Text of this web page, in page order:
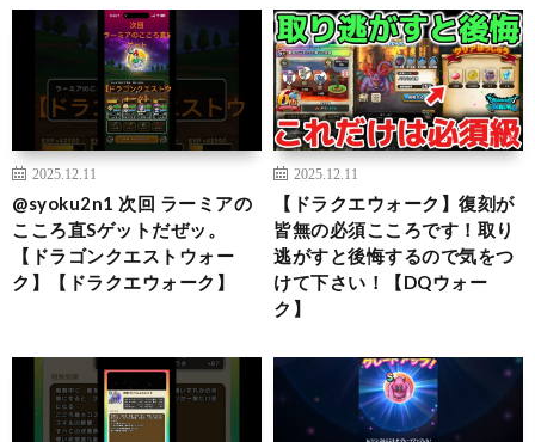
2025.12.11
@syoku2n1 次回 ラーミアの
こころ直Sゲットだぜッ。
【ドラゴンクエストウォー
ク】【ドラクエウォーク】
2025.12.11
【ドラクエウォーク】復刻が
皆無の必須こころです！取り
逃がすと後悔するので気をつ
けて下さい！【DQウォー
ク】